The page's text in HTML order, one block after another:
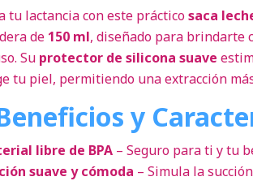
tu lactancia con este prácticosaca
de 150 ml, diseñado para brindarte
Su protector de silicona suave
tu piel, permitiendo una extracción
y
libre de BPA – Seguro para ti y tu
suave y cómoda – Simula la